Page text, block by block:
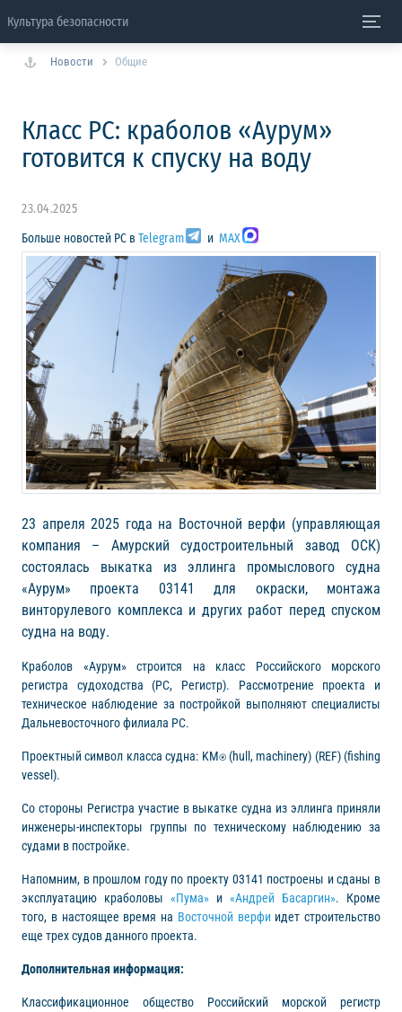
Культура безопасности
Новости Общие
Класс РС: краболов «Аурум»
готовится к спуску на воду
23.04.2025
Больше новостей РС в Telegram и MAX
23 апреля 2025 года на Восточной верфи (управляющая
компания – Амурский судостроительный завод ОСК)
состоялась выкатка из эллинга промыслового судна
«Аурум» проекта 03141 для окраски, монтажа
винторулевого комплекса и других работ перед спуском
судна на воду.
Краболов «Аурум» строится на класс Российского морского
регистра судоходства (РС, Регистр). Рассмотрение проекта и
техническое наблюдение за постройкой выполняют специалисты
Дальневосточного филиала РС.
Проектный символ класса судна: KM⍟ (hull, machinery) (REF) (fishing
vessel).
Со стороны Регистра участие в выкатке судна из эллинга приняли
инженеры-инспекторы группы по техническому наблюдению за
судами в постройке.
Напомним, в прошлом году по проекту 03141 построены и сданы в
эксплуатацию краболовы «Пума» и «Андрей Басаргин». Кроме
того, в настоящее время на Восточной верфиидет строительство
еще трех судов данного проекта.
Дополнительная информация:
Классификационное общество Российский морской регистр